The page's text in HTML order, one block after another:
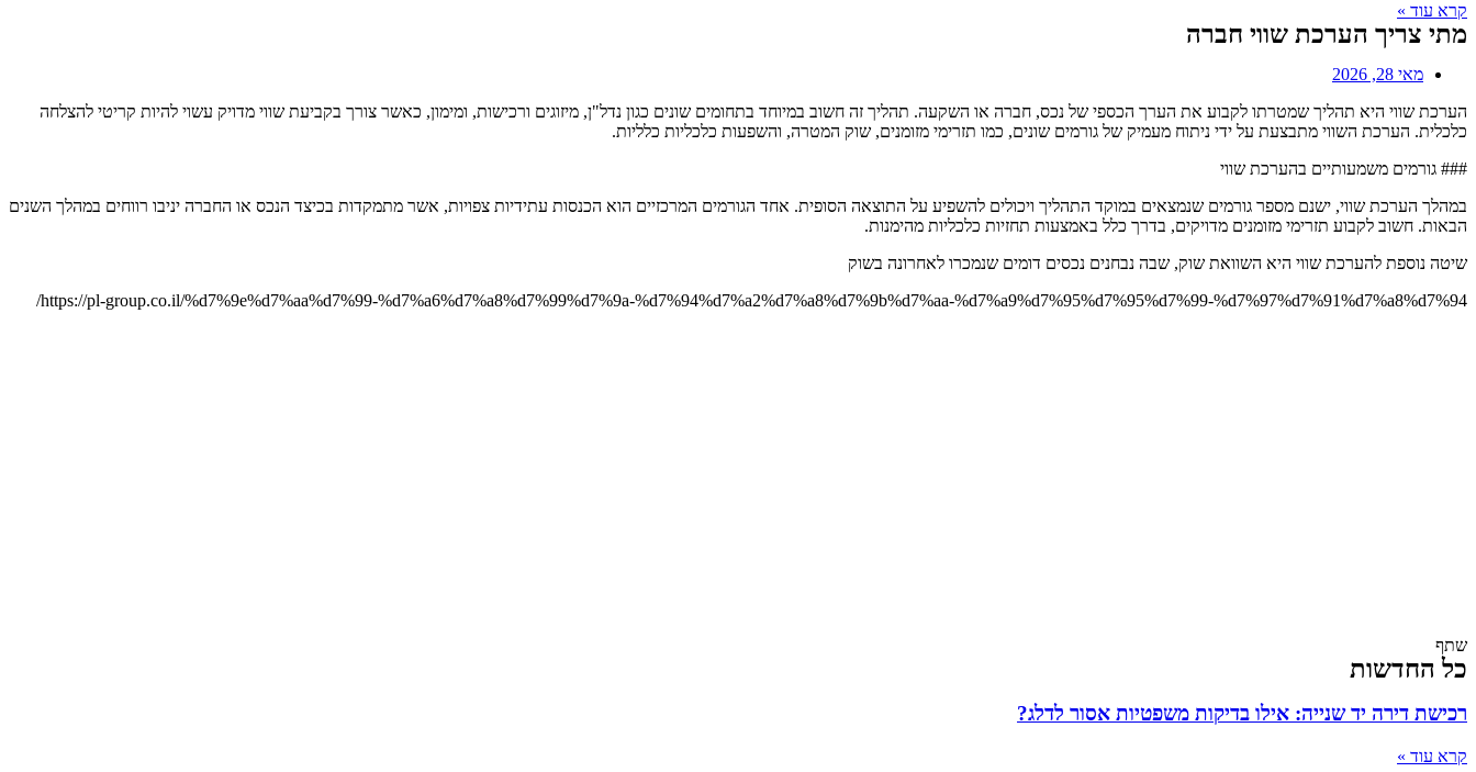
קרא עוד »
מתי צריך הערכת שווי חברה
מאי 28, 2026
הערכת שווי היא תהליך שמטרתו לקבוע את הערך הכספי של נכס, חברה או השקעה. תהליך זה חשוב במיוחד בתחומים שונים כגון נדל"ן, מיזוגים ורכישות, ומימון, כאשר צורך בקביעת שווי מדויק עשוי להיות קריטי להצלחה
כלכלית. הערכת השווי מתבצעת על ידי ניתוח מעמיק של גורמים שונים, כמו תזרימי מזומנים, שוק המטרה, והשפעות כלכליות כלליות.
### גורמים משמעותיים בהערכת שווי
במהלך הערכת שווי, ישנם מספר גורמים שנמצאים במוקד התהליך ויכולים להשפיע על התוצאה הסופית. אחד הגורמים המרכזיים הוא הכנסות עתידיות צפויות, אשר מתמקדות בכיצד הנכס או החברה יניבו רווחים במהלך השנים
הבאות. חשוב לקבוע תזרימי מזומנים מדויקים, בדרך כלל באמצעות תחזיות כלכליות מהימנות.
שיטה נוספת להערכת שווי היא השוואת שוק, שבה נבחנים נכסים דומים שנמכרו לאחרונה בשוק
https://pl-group.co.il/%d7%9e%d7%aa%d7%99-%d7%a6%d7%a8%d7%99%d7%9a-%d7%94%d7%a2%d7%a8%d7%9b%d7%aa-%d7%a9%d7%95%d7%95%d7%99-%d7%97%d7%91%d7%a8%d7%94/
שתף
כל החדשות
רכישת דירה יד שנייה: אילו בדיקות משפטיות אסור לדלג?
קרא עוד »